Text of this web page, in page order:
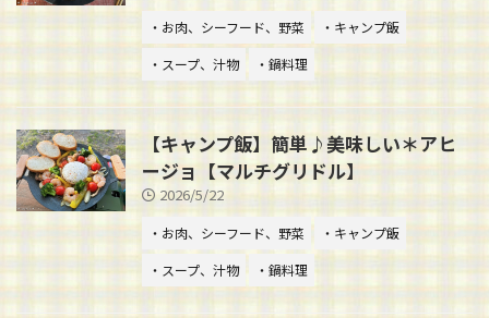
・お肉、シーフード、野菜
・キャンプ飯
・スープ、汁物
・鍋料理
【キャンプ飯】簡単♪美味しい＊アヒ
ージョ【マルチグリドル】
2026/5/22
・お肉、シーフード、野菜
・キャンプ飯
・スープ、汁物
・鍋料理